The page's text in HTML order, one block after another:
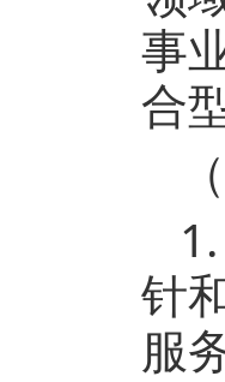
事
合
针
服